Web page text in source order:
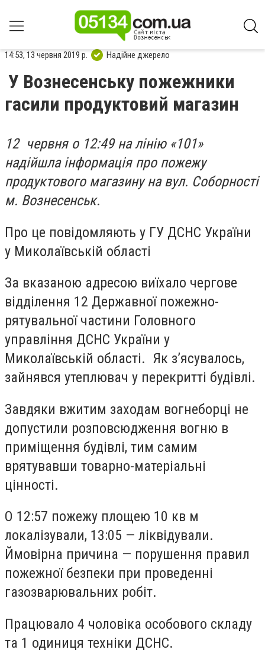
14:53, 13 червня 2019 р. Надійне джерело
У Вознесенську пожежники
гасили продуктовий магазин
12 червня о 12:49 на лінію «101»
надійшла інформація про пожежу
продуктового магазину на вул. Соборності
м. Вознесенськ.
Про це повідомляють у ГУ ДСНС України
у Миколаївській області
За вказаною адресою виїхало чергове
відділення 12 Державної пожежно-
рятувальної частини Головного
управління ДСНС України у
Миколаївській області. Як з’ясувалось,
зайнявся утеплювач у перекритті будівлі.
Завдяки вжитим заходам вогнеборці не
допустили розповсюдження вогню в
приміщення будівлі, тим самим
врятувавши товарно-матеріальні
цінності.
О 12:57 пожежу площею 10 кв м
локалізували, 13:05 — ліквідували.
Ймовірна причина — порушення правил
пожежної безпеки при проведенні
газозварювальних робіт.
Працювало 4 чоловіка особового складу
та 1 одиниця техніки ДСНС.